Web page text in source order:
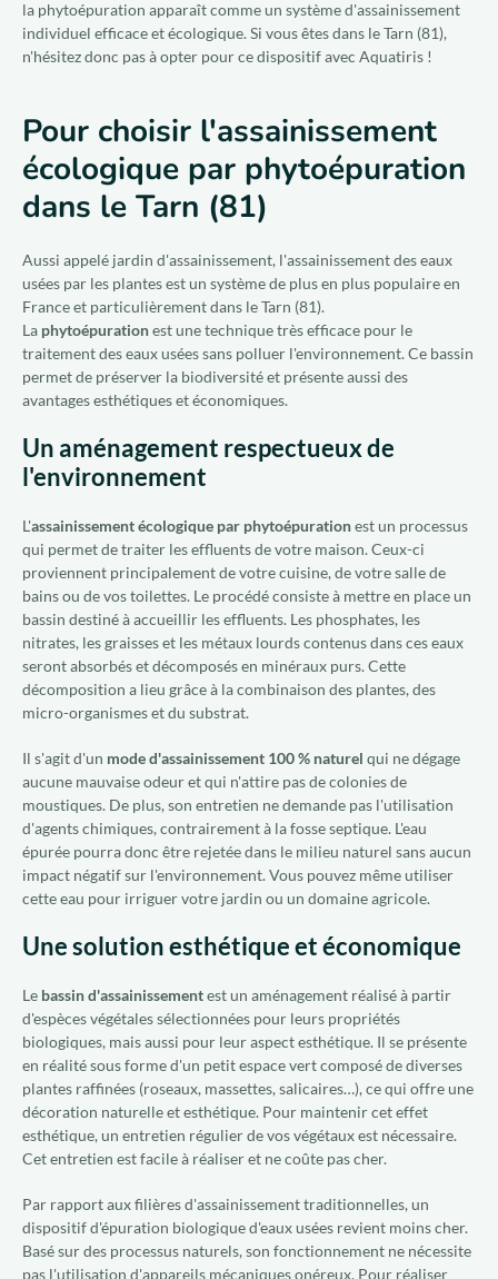
la phytoépuration apparaît comme un système d'assainissement
individuel efficace et écologique. Si vous êtes dans le Tarn (81),
n'hésitez donc pas à opter pour ce dispositif avec Aquatiris !
Pour choisir l'assainissement
écologique par phytoépuration
dans le Tarn (81)
Aussi appelé jardin d'assainissement, l'assainissement des eaux
usées par les plantes est un système de plus en plus populaire en
France et particulièrement dans le Tarn (81).
La phytoépurationest une technique très efficace pour le
traitement des eaux usées sans polluer l'environnement. Ce bassin
permet de préserver la biodiversité et présente aussi des
avantages esthétiques et économiques.
Un aménagement respectueux de
l'environnement
L'assainissement écologique par phytoépurationest un processus
qui permet de traiter les effluents de votre maison. Ceux-ci
proviennent principalement de votre cuisine, de votre salle de
bains ou de vos toilettes. Le procédé consiste à mettre en place un
bassin destiné à accueillir les effluents. Les phosphates, les
nitrates, les graisses et les métaux lourds contenus dans ces eaux
seront absorbés et décomposés en minéraux purs. Cette
décomposition a lieu grâce à la combinaison des plantes, des
micro-organismes et du substrat.
Il s'agit d'un mode d'assainissement 100 % naturel qui ne dégage
aucune mauvaise odeur et qui n'attire pas de colonies de
moustiques. De plus, son entretien ne demande pas l'utilisation
d'agents chimiques, contrairement à la fosse septique. L'eau
épurée pourra donc être rejetée dans le milieu naturel sans aucun
impact négatif sur l'environnement. Vous pouvez même utiliser
cette eau pour irriguer votre jardin ou un domaine agricole.
Une solution esthétique et économique
Le bassin d'assainissementest un aménagement réalisé à partir
d'espèces végétales sélectionnées pour leurs propriétés
biologiques, mais aussi pour leur aspect esthétique. Il se présente
en réalité sous forme d'un petit espace vert composé de diverses
plantes raffinées (roseaux, massettes, salicaires…), ce qui offre une
décoration naturelle et esthétique. Pour maintenir cet effet
esthétique, un entretien régulier de vos végétaux est nécessaire.
Cet entretien est facile à réaliser et ne coûte pas cher.
Par rapport aux filières d'assainissement traditionnelles, un
dispositif d'épuration biologique d'eaux usées revient moins cher.
Basé sur des processus naturels, son fonctionnement ne nécessite
pas l'utilisation d'appareils mécaniques onéreux. Pour réaliser